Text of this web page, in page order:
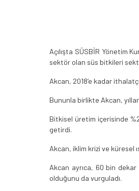
Açılışta SÜSBİR Yönetim
sektör olan süs bitkileri
Akcan, 2018’e kadar
Bununla birlikte Akcan,
Bitkisel üretim içerisinde
getirdi.
Akcan, iklim krizi ve küresel
Akcan ayrıca, 60 bin
olduğunu da vurguladı.